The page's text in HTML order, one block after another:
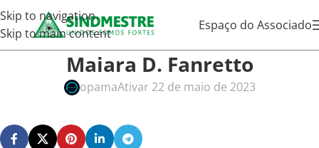
Skip to navigation
Skip to main content
Espaço do Associado
Maiara D. Fanretto
opamaAtivar 22 de maio de 2023